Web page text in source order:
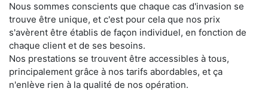
Nous sommes conscients que chaque cas d'invasion se
trouve être unique, et c'est pour cela que nos prix
s'avèrent être établis de façon individuel, en fonction de
chaque client et de ses besoins.
Nos prestations se trouvent être accessibles à tous,
principalement grâce à nos tarifs abordables, et ça
n'enlève rien à la qualité de nos opération.